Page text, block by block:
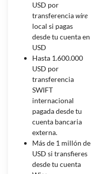
USD por
transferenciawire
local si pagas
desde tu cuenta en
USD
Hasta 1.600.000
USD por
transferencia
SWIFT
internacional
pagada desde tu
cuenta bancaria
externa.
Más de 1 millón de
USD si transfieres
desde tu cuenta